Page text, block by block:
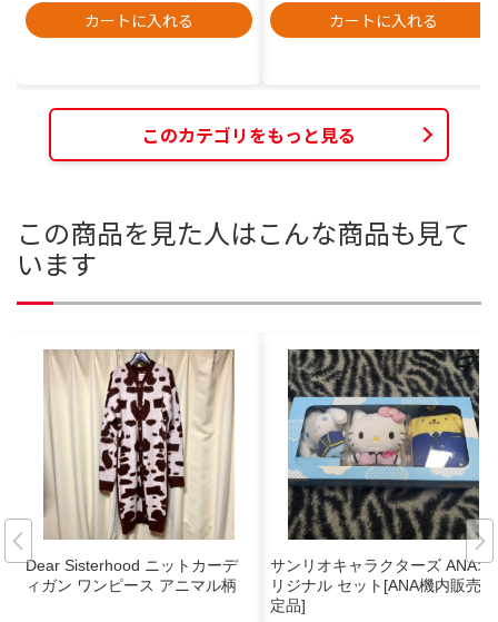
カートに入れる カートに入れる
このカテゴリをもっと見る
この商品を見た人はこんな商品も見て
います
Dear Sisterhood ニットカーデ
ィガン ワンピース アニマル柄
サンリオキャラクターズ ANAオ
リジナル セット[ANA機内販売限
定品]